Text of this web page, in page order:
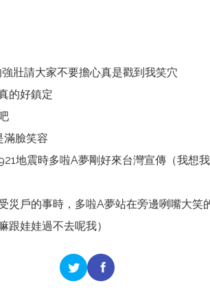
壯請大家不要擔心真是戳到我笑穴
的好鎮定
滿臉笑容
地震時多啦A夢剛好來台灣宣傳（我想
災戶的事時，多啦A夢站在旁邊咧嘴大笑
跟娃娃過不去呢我）